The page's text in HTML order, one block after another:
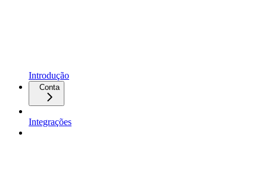
Introdução
Conta
Integrações